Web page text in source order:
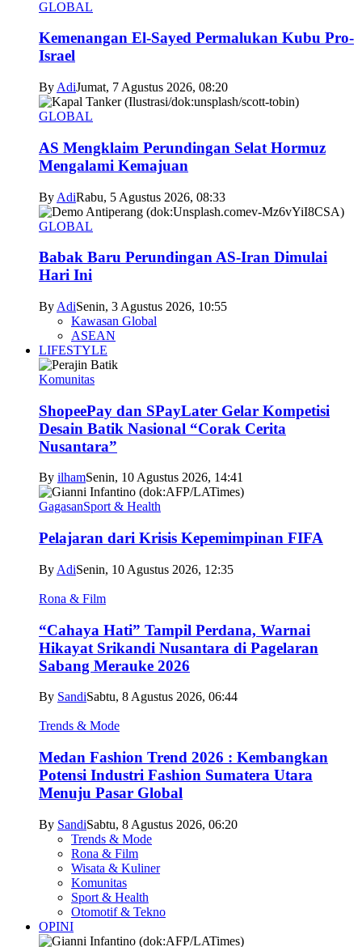
GLOBAL
Kemenangan El-Sayed Permalukan Kubu Pro-
Israel
By AdiJumat, 7 Agustus 2026, 08:20
GLOBAL
AS Mengklaim Perundingan Selat Hormuz
Mengalami Kemajuan
By AdiRabu, 5 Agustus 2026, 08:33
GLOBAL
Babak Baru Perundingan AS-Iran Dimulai
Hari Ini
By AdiSenin, 3 Agustus 2026, 10:55
Kawasan Global
ASEAN
LIFESTYLE
Komunitas
ShopeePay dan SPayLater Gelar Kompetisi
Desain Batik Nasional “Corak Cerita
Nusantara”
By ilhamSenin, 10 Agustus 2026, 14:41
GagasanSport & Health
Pelajaran dari Krisis Kepemimpinan FIFA
By AdiSenin, 10 Agustus 2026, 12:35
Rona & Film
“Cahaya Hati” Tampil Perdana, Warnai
Hikayat Srikandi Nusantara di Pagelaran
Sabang Merauke 2026
By SandiSabtu, 8 Agustus 2026, 06:44
Trends & Mode
Medan Fashion Trend 2026 : Kembangkan
Potensi Industri Fashion Sumatera Utara
Menuju Pasar Global
By SandiSabtu, 8 Agustus 2026, 06:20
Trends & Mode
Rona & Film
Wisata & Kuliner
Komunitas
Sport & Health
Otomotif & Tekno
OPINI